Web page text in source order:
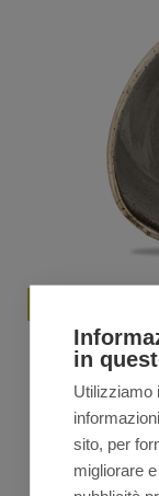
Churchill
VEDI TUTTA LA LINEA
in
Utilizziamo
sito, per
migliorare